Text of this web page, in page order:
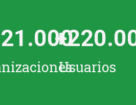
21.000
Usuarios
+